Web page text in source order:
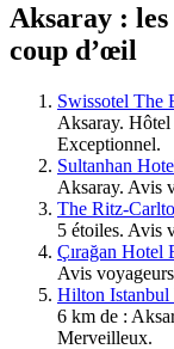
Aksaray :
coup d’œil
Swissotel The
Aksaray.
Exceptionnel.
Sultanhan
Aksaray. Avis
The Ritz-
5 étoiles. Avis
Çırağan Hotel
Avis
Hilton Istanbul
6 km de :
Merveilleux.